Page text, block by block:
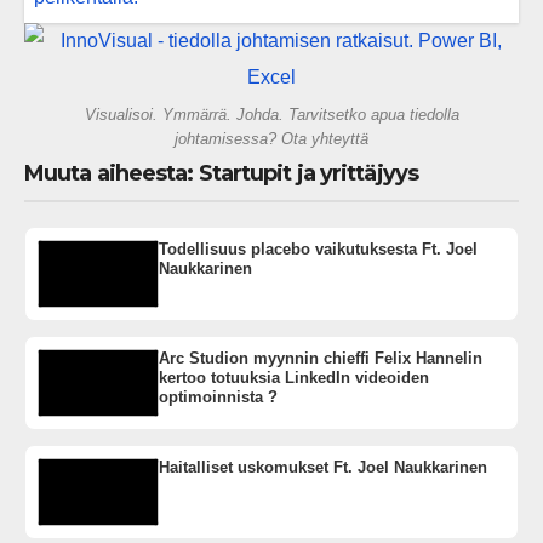
gigatehtaan?
Visualisoi. Ymmärrä. Johda. Tarvitsetko apua tiedolla
johtamisessa? Ota yhteyttä
Muuta aiheesta: Startupit ja yrittäjyys
Todellisuus placebo vaikutuksesta Ft. Joel
Naukkarinen
Arc Studion myynnin chieffi Felix Hannelin
kertoo totuuksia LinkedIn videoiden
optimoinnista ?
Haitalliset uskomukset Ft. Joel Naukkarinen